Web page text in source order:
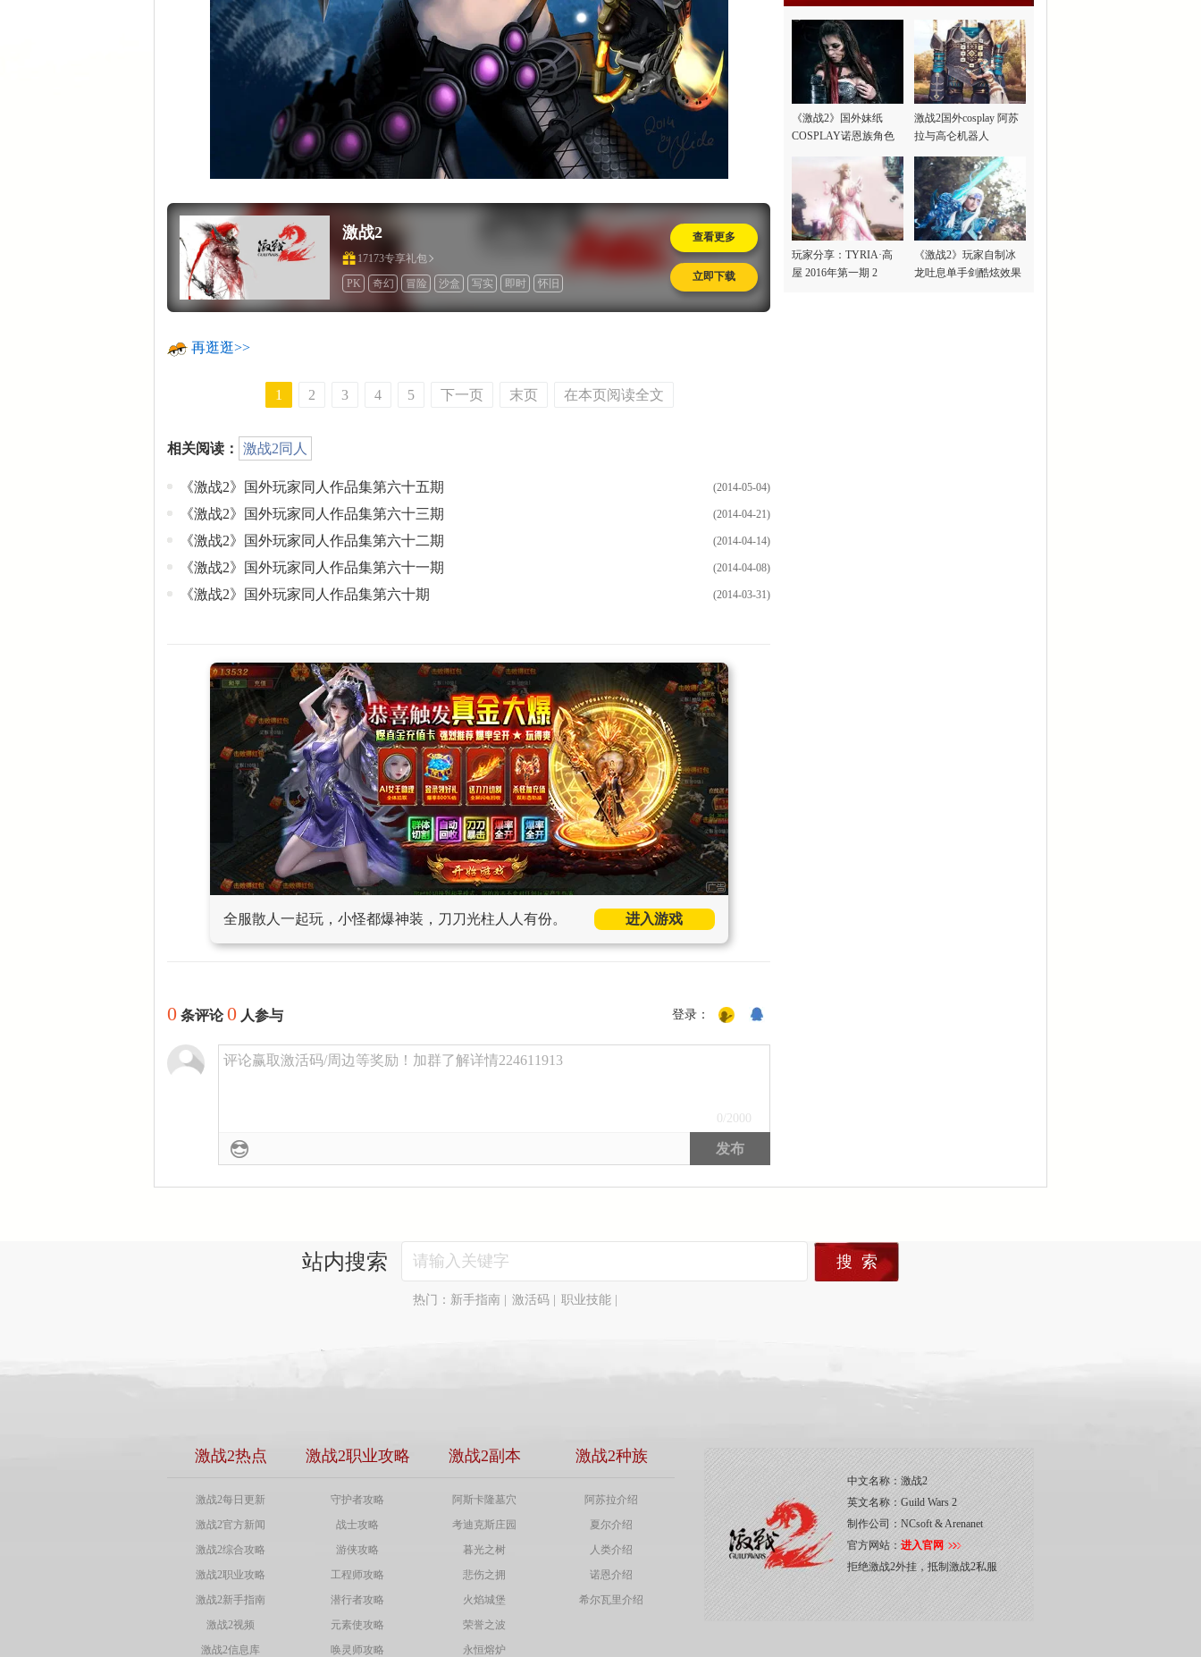
激战2
17173专享礼包
PK 奇幻 冒险 沙盒 写实 即时 怀旧
查看更多
立即下载
再逛逛>>
1 2 3 4 5 下一页 末页 在本页阅读全文
相关阅读： 激战2同人
(2014-05-04)
《激战2》国外玩家同人作品集第六十五期
(2014-04-21)
《激战2》国外玩家同人作品集第六十三期
(2014-04-14)
《激战2》国外玩家同人作品集第六十二期
(2014-04-08)
《激战2》国外玩家同人作品集第六十一期
(2014-03-31)
《激战2》国外玩家同人作品集第六十期
全服散人一起玩，小怪都爆神装，刀刀光柱人人有份。 进入游戏
0 条评论0 人参与 登录：
评论赢取激活码/周边等奖励！加群了解详情224611913
0 /2000
发布
《激战2》国外妹纸
COSPLAY诺恩族角色
激战2国外cosplay 阿苏
拉与高仑机器人
玩家分享：TYRIA·高
屋 2016年第一期 2
《激战2》玩家自制冰
龙吐息单手剑酷炫效果
站内搜索
热门： 新手指南 激活码 职业技能
激战2热点
激战2每日更新
激战2官方新闻
激战2综合攻略
激战2职业攻略
激战2新手指南
激战2视频
激战2信息库
激战2职业攻略
守护者攻略
战士攻略
游侠攻略
工程师攻略
潜行者攻略
元素使攻略
唤灵师攻略
激战2副本
阿斯卡隆墓穴
考迪克斯庄园
暮光之树
悲伤之拥
火焰城堡
荣誉之波
永恒熔炉
激战2种族
阿苏拉介绍
夏尔介绍
人类介绍
诺恩介绍
希尔瓦里介绍
中文名称：激战2
英文名称： Guild Wars 2
制作公司：NCsoft & Arenanet
官方网站：进入官网
拒绝激战2外挂，抵制激战2私服